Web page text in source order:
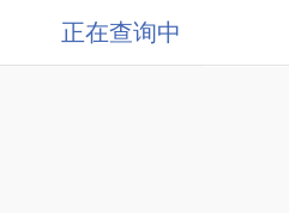
正在查询中